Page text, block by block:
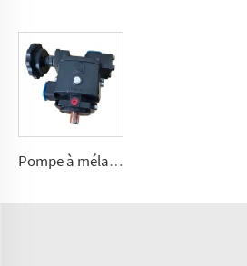
Pompe à mélange polyuréthane rotative pour machine à mousser C01, C04, C07, C20